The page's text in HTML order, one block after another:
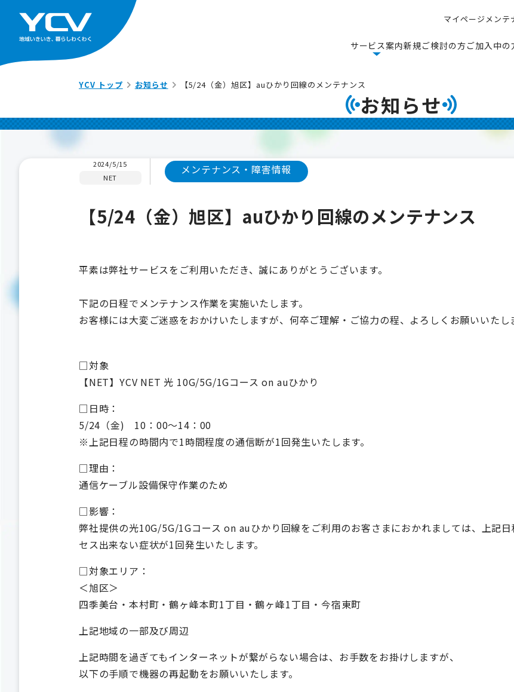
マイページ メ ンテ
サービ ス案内
ビス
新規ご検討の方ご加入 中の
YCV トップ お知らせ 【5/24（金）旭区】auひかり回線のメンテナンス
お知らせ
2024/5/15
NET
メンテナンス・障害情報
【5/24（金）旭区】auひかり回線のメンテナンス
平素は弊社サービスをご利用いただき、誠にありがとうございます。
下記の日程でメンテナンス作業を実施いたします。
お客様には大変ご迷惑をおかけいたしますが、何卒ご理解・ご協力の程、よろしくお願いいたし
□対象
【NET】YCV NET 光 10G/5G/1Gコース on auひかり
□日時：
5/24（金) 10：00～14：00
※上記日程の時間内で1時間程度の通信断が1回発生いたします。
□理由：
通信ケーブル設備保守作業のため
□影響：
弊社提供の光10G/5G/1Gコース on auひかり回線をご利用のお客さまにおかれましては、上記
セス出来ない症状が1回発生いたします。
□対象エリア：
＜旭区＞
四季美台・本村町・鶴ヶ峰本町1丁目・鶴ヶ峰1丁目・今宿東町
上記地域の一部及び周辺
上記時間を過ぎてもインターネットが繋がらない場合は、お手数をお掛けしますが、
以下の手順で機器の再起動をお願いいたします。